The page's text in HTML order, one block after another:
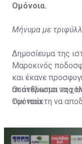
Ομόνοια.
Μήνυμα με
Δημοσίευμα της
Μαροκινός
και έκανε
αποτέλεσμα να
Ομόνοια.
Οι άνθρωποι της
τον παίκτη να
μετακίνησή του,
να λύσει το